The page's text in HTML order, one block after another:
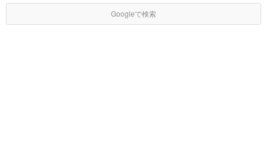
Googleで検索